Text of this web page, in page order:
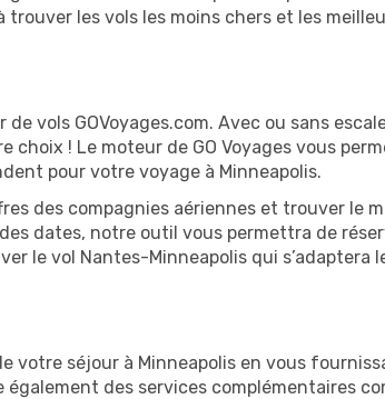
trouver les vols les moins chers et les
vols GOVoyages.com. Avec ou sans
! Le moteur de GO Voyages vous
pour votre voyage à Minneapolis.
des compagnies aériennes et trouver le
dates, notre outil vous permettra de
le vol Nantes-Minneapolis qui s’adaptera
votre séjour à Minneapolis en vous
des services complémentaires